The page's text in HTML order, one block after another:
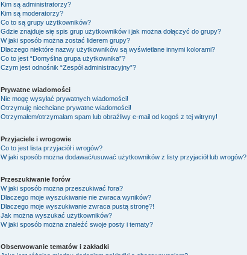
Kim są administratorzy?
Kim są moderatorzy?
Co to są grupy użytkowników?
Gdzie znajduje się spis grup użytkowników i jak można dołączyć do grupy?
W jaki sposób można zostać liderem grupy?
Dlaczego niektóre nazwy użytkowników są wyświetlane innymi kolorami?
Co to jest “Domyślna grupa użytkownika”?
Czym jest odnośnik “Zespół administracyjny”?
Prywatne wiadomości
Nie mogę wysyłać prywatnych wiadomości!
Otrzymuję niechciane prywatne wiadomości!
Otrzymałem/otrzymałam spam lub obraźliwy e-mail od kogoś z tej witryny!
Przyjaciele i wrogowie
Co to jest lista przyjaciół i wrogów?
W jaki sposób można dodawać/usuwać użytkowników z listy przyjaciół lub wrogów?
Przeszukiwanie forów
W jaki sposób można przeszukiwać fora?
Dlaczego moje wyszukiwanie nie zwraca wyników?
Dlaczego moje wyszukiwanie zwraca pustą stronę?!
Jak można wyszukać użytkowników?
W jaki sposób można znaleźć swoje posty i tematy?
Obserwowanie tematów i zakładki